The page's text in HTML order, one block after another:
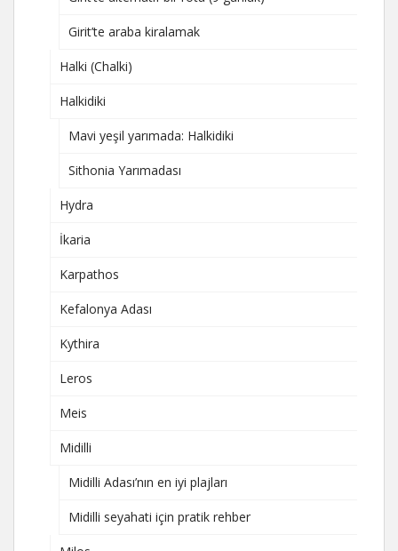
Girit’te araba kiralamak
Halki (Chalki)
Halkidiki
Mavi yeşil yarımada: Halkidiki
Sithonia Yarımadası
Hydra
İkaria
Karpathos
Kefalonya Adası
Kythira
Leros
Meis
Midilli
Midilli Adası’nın en iyi plajları
Midilli seyahati için pratik rehber